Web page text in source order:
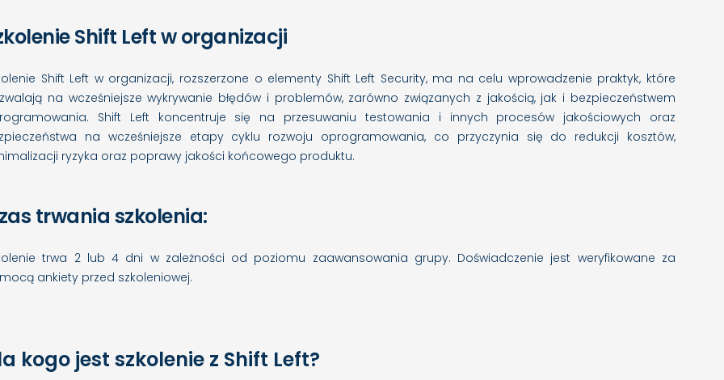
Shift Left w organizacji
Shift Left w organizacji, rozszerzone o elementy Shift Left Security, ma na celu wprowadzenie praktyk, które
na wcześniejsze wykrywanie błędów i problemów, zarówno związanych z jakością, jak i bezpieczeństwem
Shift Left koncentruje się na przesuwaniu testowania i innych procesów jakościowych oraz
na wcześniejsze etapy cyklu rozwoju oprogramowania, co przyczynia się do redukcji kosztów,
ryzyka oraz poprawy jakości końcowego produktu.
trwania szkolenia:
trwa 2 lub 4 dni w zależności od poziomu zaawansowania grupy. Doświadczenie jest weryfikowane za
ankiety przed szkoleniowej.
kogo jest szkolenie z Shift Left?